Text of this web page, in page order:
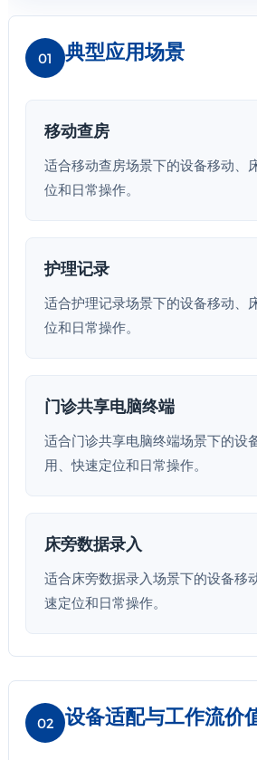
01 典型应用场景
移动查房
适合移动查房场景下的设备移动、
位和日常操作。
护理记录
适合护理记录场景下的设备移动、
位和日常操作。
门诊共享电脑终端
适合门诊共享电脑终端场景下的设
用、快速定位和日常操作。
床旁数据录入
适合床旁数据录入场景下的设备移
速定位和日常操作。
02 设备适配与工作流价